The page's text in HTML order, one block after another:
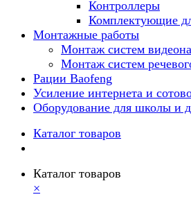
Контроллеры
Комплектующие
Монтажные работы
Монтаж систем
Монтаж систем
Рации Baofeng
Усиление интернета и
Оборудование для школы и
Каталог товаров
Каталог товаров
×